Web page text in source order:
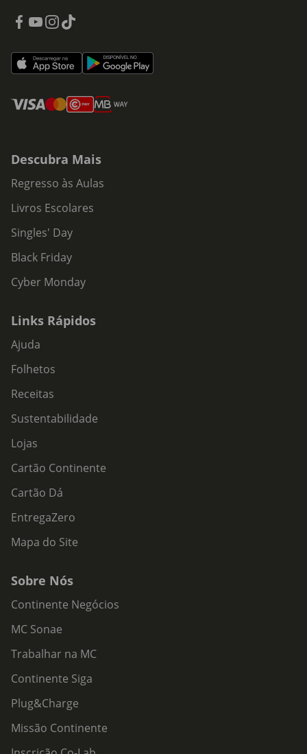
Descubra Mais
Regresso às Aulas
Livros Escolares
Singles' Day
Black Friday
Cyber Monday
Links Rápidos
Ajuda
Folhetos
Receitas
Sustentabilidade
Lojas
Cartão Continente
Cartão Dá
EntregaZero
Mapa do Site
Sobre Nós
Continente Negócios
MC Sonae
Trabalhar na MC
Continente Siga
Plug&Charge
Missão Continente